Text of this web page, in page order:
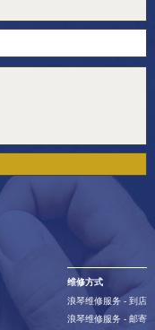
维修方式
浪琴维修服务 - 到店
浪琴维修服务 - 邮寄